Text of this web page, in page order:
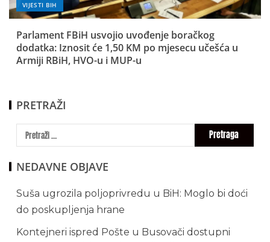
VIJESTI BIH
Parlament FBiH usvojio uvođenje boračkog
dodatka: Iznosit će 1,50 KM po mjesecu učešća u
Armiji RBiH, HVO-u i MUP-u
PRETRAŽI
NEDAVNE OBJAVE
Suša ugrozila poljoprivredu u BiH: Moglo bi doći
do poskupljenja hrane
Kontejneri ispred Pošte u Busovači dostupni